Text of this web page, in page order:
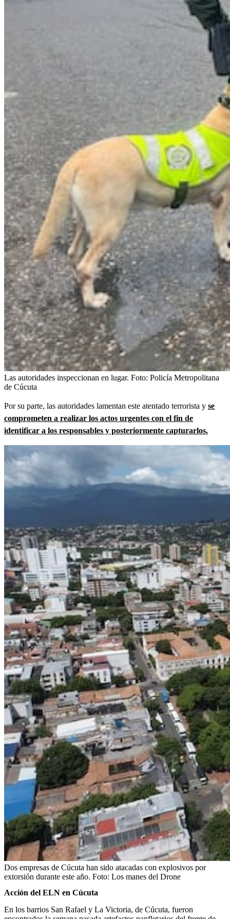
Las autoridades inspeccionan en lugar. Foto: Policía Metropolitana
de Cúcuta
Por su parte, las autoridades lamentan este atentado terrorista y se
comprometen a realizar los actos urgentes con el fin de
identificar a los responsables y posteriormente capturarlos.
Dos empresas de Cúcuta han sido atacadas con explosivos por
extorsión durante este año. Foto: Los manes del Drone
Acción del ELN en Cúcuta
En los barrios San Rafael y La Victoria, de Cúcuta, fueron